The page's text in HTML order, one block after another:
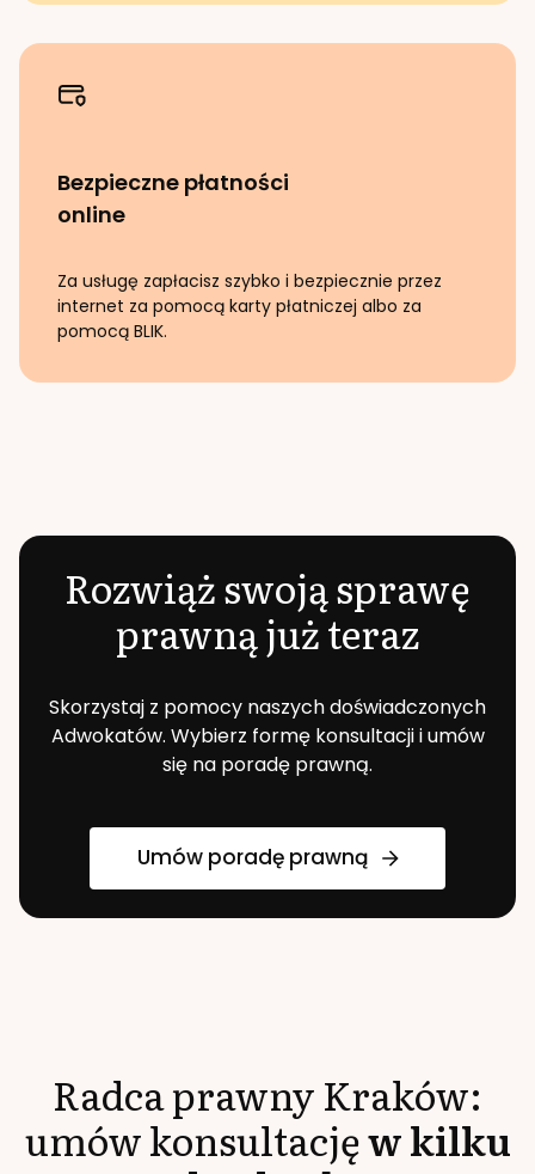
Bezpieczne płatności
online
Za usługę zapłacisz szybko i bezpiecznie przez
internet za pomocą karty płatniczej albo za
pomocą BLIK.
Rozwiąż swoją sprawę
prawną już teraz
Skorzystaj z pomocy naszych doświadczonych
Adwokatów. Wybierz formę konsultacji i umów
się na poradę prawną.
Umów poradę prawną
Radca prawnyKraków:
umów konsultacjęw kilku